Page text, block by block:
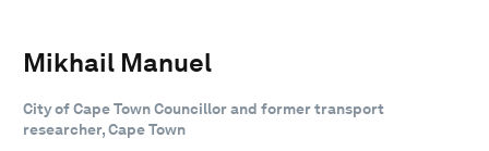
Mikhail Manuel
City of Cape Town Councillor and former transport
researcher, Cape Town